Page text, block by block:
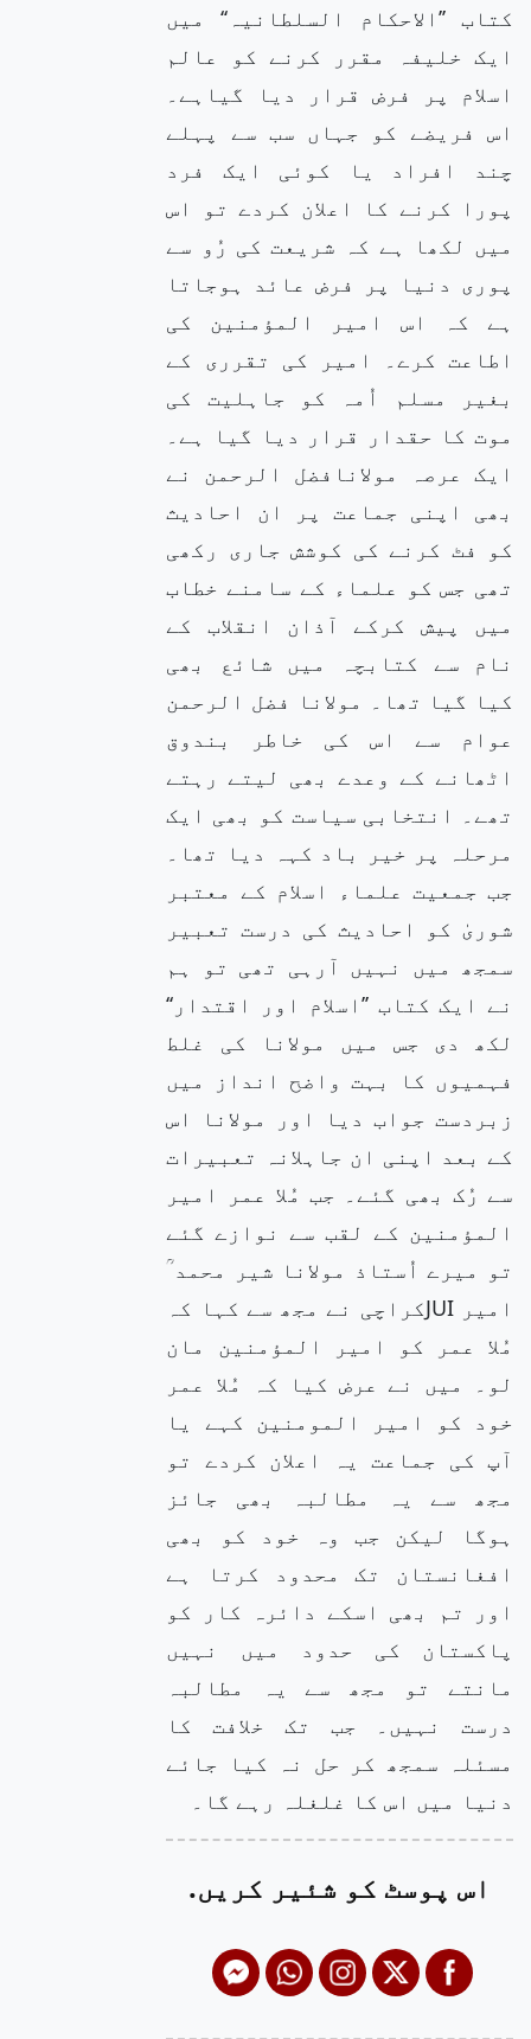
کتاب ’’الاحکام السلطانیہ‘‘ میں
ایک خلیفہ مقرر کرنے کو عالم
اسلام پر فرض قرار دیا گیاہے۔
اس فریضے کو جہاں سب سے پہلے
چند افراد یا کوئی ایک فرد
پورا کرنے کا اعلان کردے تو اس
میں لکھا ہے کہ شریعت کی رُو سے
پوری دنیا پر فرض عائد ہوجاتا
ہے کہ اس امیر المؤمنین کی
اطاعت کرے۔ امیر کی تقرری کے
بغیر مسلم اُمہ کو جاہلیت کی
موت کا حقدار قرار دیا گیا ہے۔
ایک عرصہ مولانافضل الرحمن نے
بھی اپنی جماعت پر ان احادیث
کو فٹ کرنے کی کوشش جاری رکھی
تھی جس کو علماء کے سامنے خطاب
میں پیش کرکے آذان انقلاب کے
نام سے کتابچہ میں شائع بھی
کیا گیا تھا۔ مولانا فضل الرحمن
عوام سے اس کی خاطر بندوق
اٹھانے کے وعدے بھی لیتے رہتے
تھے۔ انتخابی سیاست کو بھی ایک
مرحلہ پر خیر باد کہہ دیا تھا۔
جب جمعیت علماء اسلام کے معتبر
شوریٰ کو احادیث کی درست تعبیر
سمجھ میں نہیں آرہی تھی تو ہم
نے ایک کتاب ’’اسلام اور اقتدار‘‘
لکھ دی جس میں مولانا کی غلط
فہمیوں کا بہت واضح انداز میں
زبردست جواب دیا اور مولانا اس
کے بعد اپنی ان جاہلانہ تعبیرات
سے رُک بھی گئے۔ جب مُلا عمر امیر
المؤمنین کے لقب سے نوازے گئے
تو میرے اُستاذ مولانا شیر محمد ؒ
امیر JUIکراچی نے مجھ سے کہا کہ
مُلا عمر کو امیر المؤمنین مان
لو۔ میں نے عرض کیا کہ مُلا عمر
خود کو امیر المومنین کہے یا
آپ کی جماعت یہ اعلان کردے تو
مجھ سے یہ مطالبہ بھی جائز
ہوگا لیکن جب وہ خود کو بھی
افغانستان تک محدود کرتا ہے
اور تم بھی اسکے دائرہ کار کو
پاکستان کی حدود میں نہیں
مانتے تو مجھ سے یہ مطالبہ
درست نہیں۔ جب تک خلافت کا
مسئلہ سمجھ کر حل نہ کیا جائے
دنیا میں اس کا غلغلہ رہے گا۔
اس پوسٹ کو شئیر کریں.